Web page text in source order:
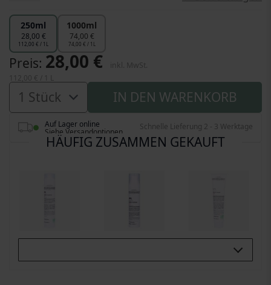
250ml
28,00 €
112,00 € / 1L
1000ml
74,00 €
74,00 € / 1L
Preis 28,00 €
IN DEN WARENKORB
Auf Lager online
Siehe Versandoptionen
Schnelle Lieferung 2 - 3 Werktage
HÄUFIG ZUSAMMEN GEKAUFT